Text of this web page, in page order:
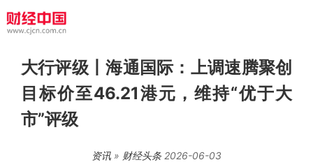
大行评级丨海通国际：上调速腾聚创
目标价至46.21港元，维持“优于大
市”评级
资讯 » 财经头条2026-06-03